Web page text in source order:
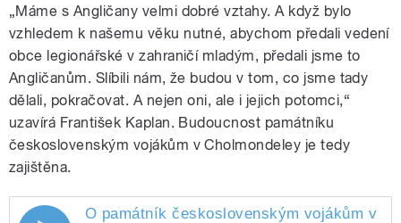
„Máme s Angličany velmi dobré vztahy. A když bylo
vzhledem k našemu věku nutné, abychom předali vedení
obce legionářské v zahraničí mladým, předali jsme to
Angličanům. Slíbili nám, že budou v tom, co jsme tady
dělali, pokračovat. A nejen oni, ale i jejich potomci,“
uzavírá František Kaplan. Budoucnost památníku
československým vojákům v Cholmondeley je tedy
zajištěna.
O památník československým vojákům v